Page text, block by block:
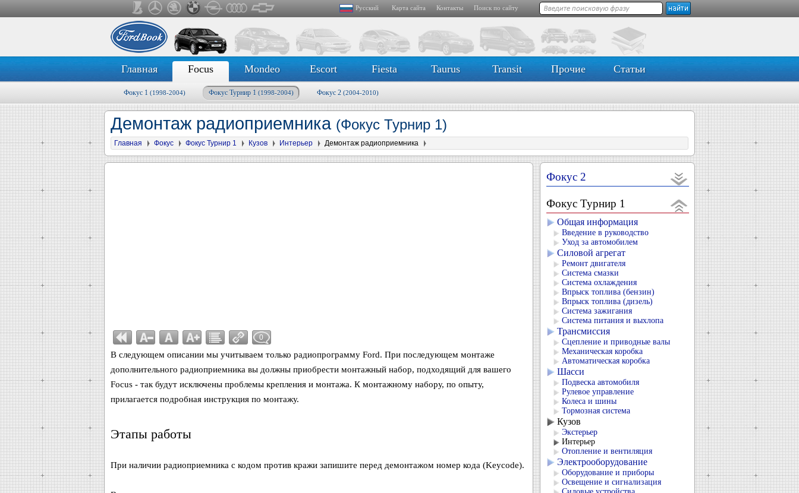
Русский Карта сайта Контакты Поиск по сайту
Главная Focus Mondeo Escort Fiesta Taurus Transit Прочие Статьи
Фокус 1 (1998-2004) Фокус Турнир 1 (1998-2004) Фокус 2 (2004-2010)
Демонтаж радиоприемника (Фокус Турнир 1)
Главная Фокус Фокус Турнир 1 Кузов Интерьер Демонтаж радиоприемника
0
В следующем описании мы учитываем только радиопрограмму Ford. При последующем монтаже
дополнительного радиоприемника вы должны приобрести монтажный набор, подходящий для вашего
Focus - так будут исключены проблемы крепления и монтажа. К монтажному набору, по опыту,
прилагается подробная инструкция по монтажу.
Этапы работы
При наличии радиоприемника с кодом против кражи запишите перед демонтажом номер кода (Keycode).
Фокус 2
Фокус Турнир 1
Общая информация
Введение в руководство
Уход за автомобилем
Силовой агрегат
Ремонт двигателя
Система смазки
Система охлаждения
Впрыск топлива (бензин)
Впрыск топлива (дизель)
Система зажигания
Система питания и выхлопа
Трансмиссия
Сцепление и приводные валы
Механическая коробка
Автоматическая коробка
Шасси
Подвеска автомобиля
Рулевое управление
Колеса и шины
Тормозная система
Кузов
Экстерьер
Интерьер
Отопление и вентиляция
Электрооборудование
Оборудование и приборы
Освещение и сигнализация